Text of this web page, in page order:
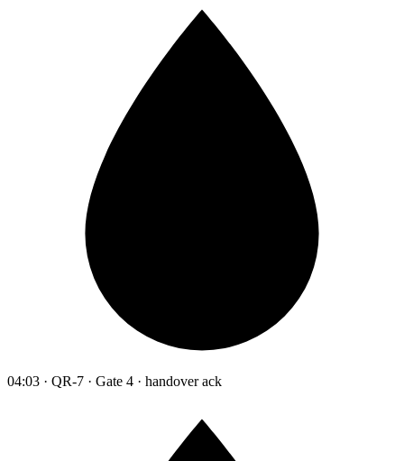
04:03 · QR-7 · Gate 4 · handover ack